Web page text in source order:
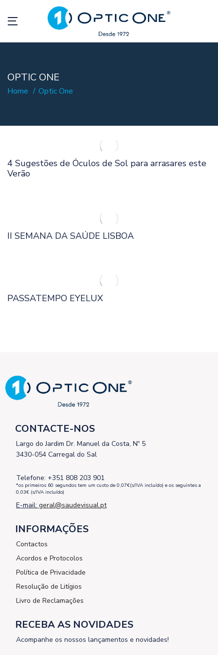
OPTIC ONE
Home Optic One
4 Sugestões de Óculos de Sol para arrasares este
Verão
II SEMANA DA SAÚDE LISBOA
PASSATEMPO EYELUX
CONTACTE-NOS
Largo do Jardim Dr. Manuel da Costa, Nº 5
3430-054 Carregal do Sal
Telefone: +351 808 203 901
*os primeiros 60 segundos tem um custo de 0,07€(s/IVA incluído) e os seguintes a
0,03€ (s/IVA incluído)
E-mail: geral@saudevisual.pt
INFORMAÇÕES
Contactos
Acordos e Protocolos
Política de Privacidade
Resolução de Litígios
Livro de Reclamações
RECEBA AS NOVIDADES
Acompanhe os nossos lançamentos e novidades!